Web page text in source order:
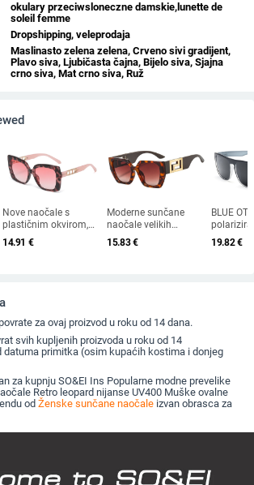
okulary przeciwsloneczne damskie,lunette de
soleil femme
Dropshipping, veleprodaja
Maslinasto zelena zelena, Crveno sivi gradijent,
Plavo siva, Ljubičasta čajna, Bijelo siva, Sjajna
crno siva, Mat crno siva, Ruž
Nove naočale s
plastičnim okvirom,
europski i američki
modni trendovi s
14.91 €
Moderne sunčane
naočale velikih
dimenzija u
europskom i
veleprodaja muških
naočala s
prekograničnim
krojem
15.83€
BLUE
naočale,
naočale
19.82€
za ovaj proizvod u roku od 14 dana.
svih kupljenih proizvoda u roku od 14
datuma primitka (osim kupaćih kostima i donjeg
za kupnju SO&EI Ins Popularne modne prevelike
Retro leopard nijanse UV400 Muške ovalne
od Ženske sunčane naočale izvan obrasca za